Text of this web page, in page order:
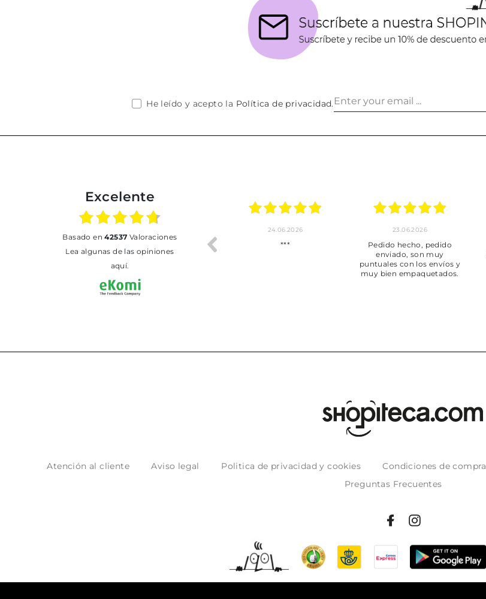
He leído y acepto la Política de privacidad.
Excelente
basado en42537 Valoraciones
Lea algunas de las opiniones
aquí.
24.06.2026
***
23.06.2026
Pedido hecho, pedido
enviado, son muy
puntuales con los envíos y
muy bien empaquetados.
Atención al cliente Aviso legal Politica de privacidad y cookies Condiciones de compra
Preguntas Frecuentes